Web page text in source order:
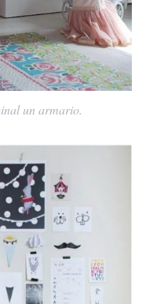
un armario.